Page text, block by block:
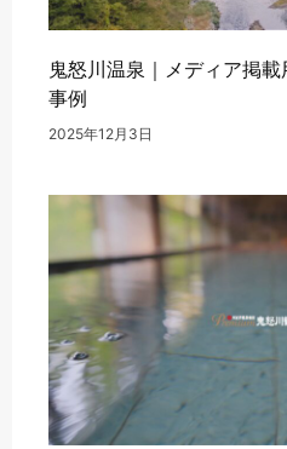
鬼怒川温泉｜メディア掲
事例
2025年12月3日